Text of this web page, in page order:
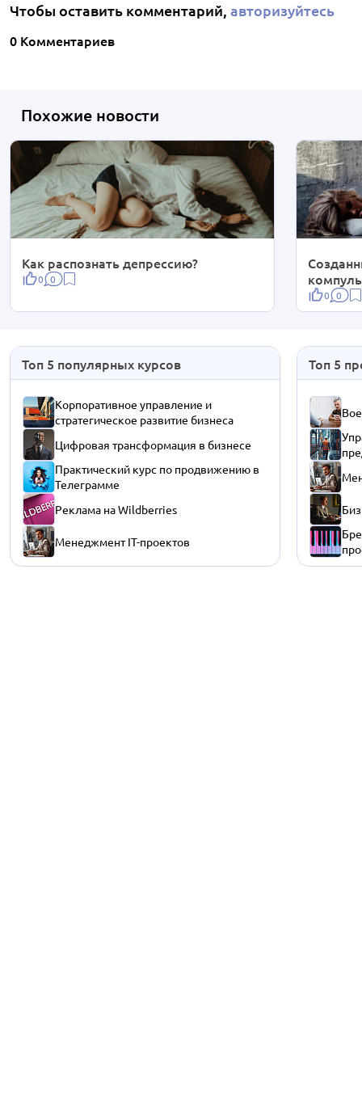
Чтобы оставить комментарий, авторизуйтесь
0 Комментариев
Похожие новости
Как распознать депрессию?
0 0
0 0
Топ 5 популярных курсов
Корпоративное управление и
стратегическое развитие бизнеса
Цифровая трансформация в бизнесе
Практический курс по продвижению в
Телеграмме
Реклама на Wildberries
Менеджмент IT-проектов
Топ 5